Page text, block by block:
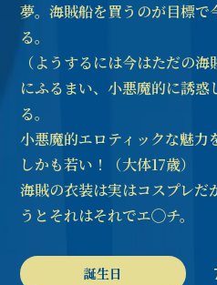
夢。海賊船を買うのが目標
る。
（ようするには今はただの
にふるまい、小悪魔的に誘惑
る。
小悪魔的エロティックな魅力
しかも若い！（大体17歳）
海賊の衣装は実はコスプレだ
うとそれはそれでエ◯チ。
誕生日